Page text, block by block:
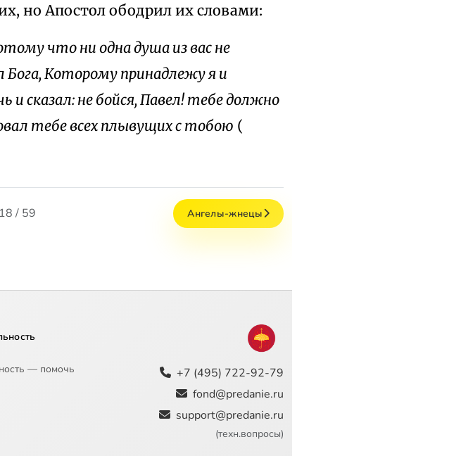
но Апостол ободрил их словами:
что ни одна душа из вас не
Бога, Которому принадлежу я и
сказал: не бойся, Павел! тебе должно
тебе всех плывущих с тобою (
18 / 59 Ангелы-жнецы
— помочь
+7 (495) 722-92-79
fond@predanie.ru
support@predanie.ru
(техн.вопросы)